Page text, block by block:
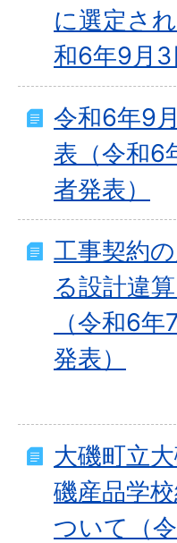
に選定さ
和6年9月3
令和6年9
表（令和6
者発表）
工事契約
る設計違
（令和6
発表）
大磯町立
磯産品学
ついて（